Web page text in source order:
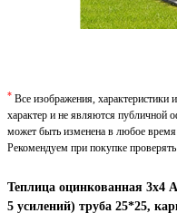
Теплица оцинкованная
5 усилений) труба 25*25,
* Все изображения, характеристики
характер и не являются публичной
может быть изменена в любое время
Рекомендуем при покупке